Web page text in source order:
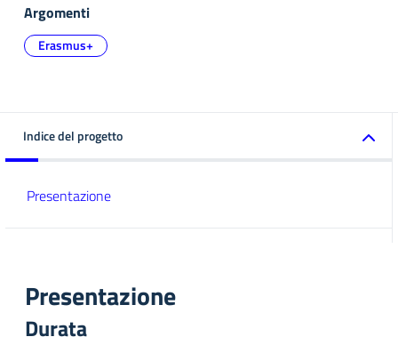
Argomenti
Erasmus+
Indice del progetto
Presentazione
Presentazione
Durata